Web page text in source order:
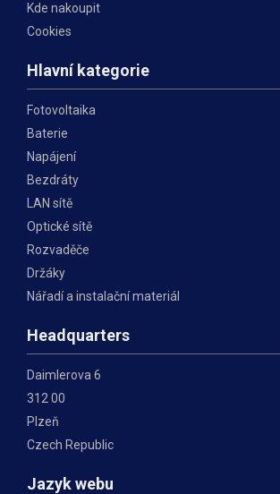
Kde nakoupit
Cookies
Hlavní kategorie
Fotovoltaika
Baterie
Napájení
Bezdráty
LAN sítě
Optické sítě
Rozvaděče
Držáky
Nářadí a instalační materiál
Headquarters
Daimlerova 6
312 00
Plzeň
Czech Republic
Jazyk webu